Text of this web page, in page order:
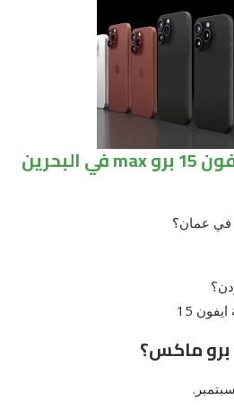
سعر ايفون 15 برو max في البحرين